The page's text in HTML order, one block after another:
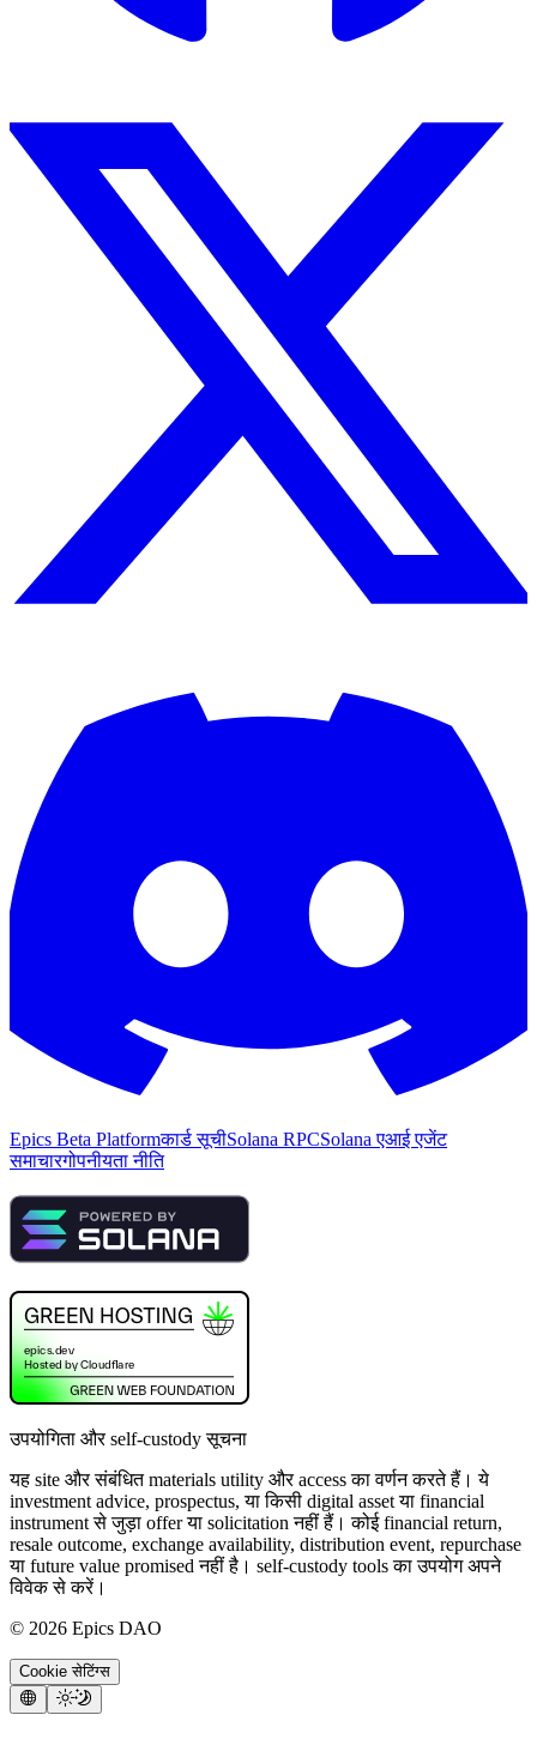
Epics Beta Platformकार्ड सूचीSolana RPCSolana एआई एजेंट
समाचारगोपनीयता नीति
उपयोगिता और self-custody सूचना
यह site और संबंधित materials utility और access का वर्णन करते हैं। ये
investment advice, prospectus, या किसी digital asset या financial
instrument से जुड़ा offer या solicitation नहीं हैं। कोई financial return,
resale outcome, exchange availability, distribution event, repurchase
या future value promised नहीं है। self-custody tools का उपयोग अपने
विवेक से करें।
© 2026 Epics DAO
Cookie सेटिंग्स